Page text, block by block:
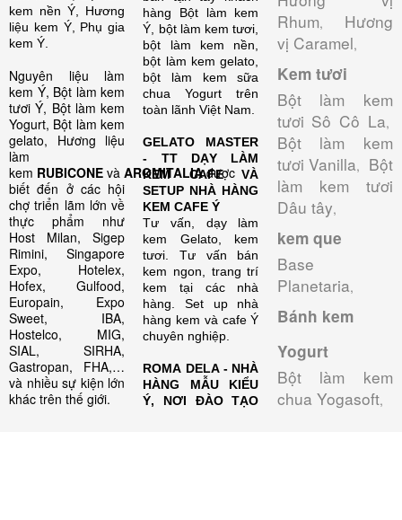
kem nền Ý, Hương
liệu kem Ý, Phụ gia
kem Ý.
Nguyên liệu làm
kem Ý, Bột làm kem
tươi Ý, Bột làm kem
Yogurt, Bột làm kem
gelato, Hương liệu
làm
kem RUBICONE và AROMITALIAđược
biết đến ở các hội
chợ triển lãm lớn về
thực phẩm như
Host Milan, Sigep
Rimini, Singapore
Expo, Hotelex,
Hofex, Gulfood,
Europain, Expo
Sweet, IBA,
Hostelco, MIG,
SIAL, SIRHA,
Gastropan, FHA,…
và nhiều sự kiện lớn
khác trên thế giới.
hàng Bột làm kem
Ý, bột làm kem tươi,
bột làm kem nền,
bột làm kem gelato,
bột làm kem sữa
chua Yogurt trên
toàn lãnh Việt Nam.
GELATO MASTER
- TT DẠY LÀM
KEM CAFE VÀ
SETUP NHÀ HÀNG
KEM CAFE Ý
Tư vấn, dạy làm
kem Gelato, kem
tươi. Tư vấn bán
kem ngon, trang trí
kem tại các nhà
hàng. Set up nhà
hàng kem và cafe Ý
chuyên nghiệp.
ROMA DELA - NHÀ
HÀNG MẪU KIỂU
Ý, NƠI ĐÀO TẠO
Rhum, Hương
vị Caramel,
Kem tươi
Bột làm kem
tươi Sô Cô La,
Bột làm kem
tươi Vanilla, Bột
làm kem tươi
Dâu tây,
kem que
Base
Planetaria,
Bánh kem
Yogurt
Bột làm kem
chua Yogasoft,